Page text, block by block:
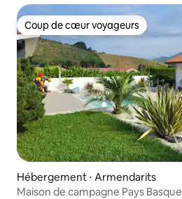
Coup de cœur voyageurs
Coup de cœur voyageurs
Hébergement ⋅ Armendarits
Maison de campagne Pays Basque